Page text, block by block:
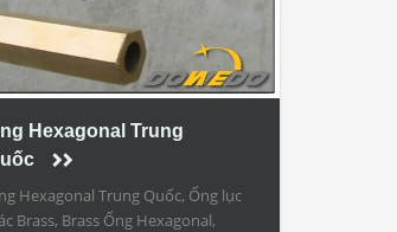
Hexagonal Trung
Hexagonal Trung Quốc, Ống lục
Brass, Brass Ống Hexagonal,